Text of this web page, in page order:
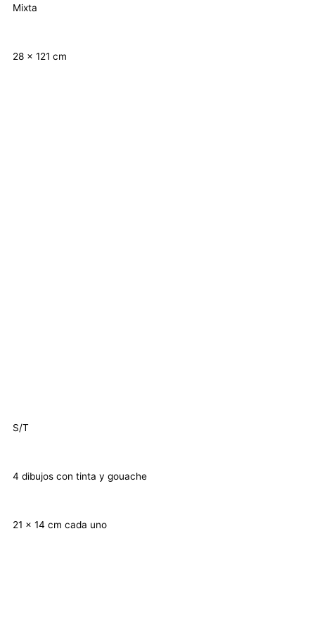
Mixta
28 x 121 cm
S/T
4 dibujos con tinta y gouache
21 x 14 cm cada uno